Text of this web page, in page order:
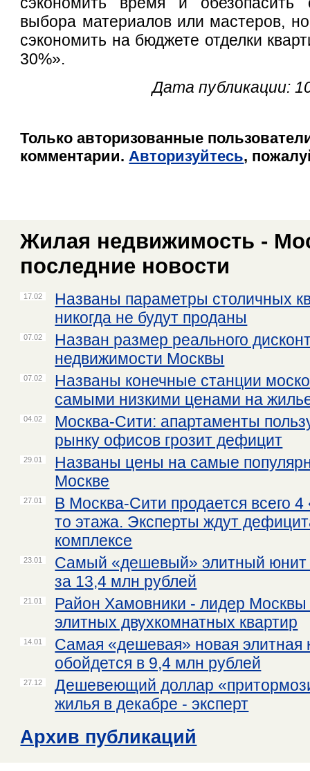
выбора материалов или мастеров,
сэкономить на бюджете отделки
30%».
Дата публикации:
Только авторизованные
комментарии. Авторизуйтесь,
Жилая недвижимость -
последние новости
17.02
Названы параметры столичных
никогда не будут проданы
07.02
Назван размер реального
недвижимости Москвы
07.02
Названы конечные станции
самыми низкими ценами на
04.02
Москва-Сити: апартаменты
рынку офисов грозит дефицит
29.01
Названы цены на самые
Москве
27.01
В Москва-Сити продается всего
то этажа. Эксперты ждут
комплексе
23.01
Самый «дешевый» элитный
за 13,4 млн рублей
21.01
Район Хамовники - лидер Москвы
элитных двухкомнатных квартир
14.01
Самая «дешевая» новая элитная
обойдется в 9,4 млн рублей
27.12
Дешевеющий доллар
жилья в декабре - эксперт
Архив публикаций